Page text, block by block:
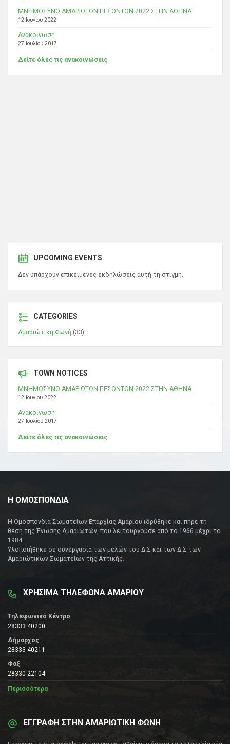
ΜΝΗΜΟΣΥΝΟ ΑΜΑΡΙΩΤΩΝ ΠΕΣΟΝΤΩΝ 2022 ΣΤΗΝ ΑΘΗΝΑ
12 Ιουνίου 2022
Ανακοίνωση
27 Ιουλίου 2017
Δείτε όλες τις ανακοινώσεις
UPCOMING EVENTS
Δεν υπάρχουν επικείμενες εκδηλώσεις αυτή τη στιγμή.
CATEGORIES
Αμαριώτικη Φωνή (33)
TOWN NOTICES
ΜΝΗΜΟΣΥΝΟ ΑΜΑΡΙΩΤΩΝ ΠΕΣΟΝΤΩΝ 2022 ΣΤΗΝ ΑΘΗΝΑ
12 Ιουνίου 2022
Ανακοίνωση
27 Ιουλίου 2017
Δείτε όλες τις ανακοινώσεις
Η ΟΜΟΣΠΟΝΔΙΑ
Η Ομοσπονδία Σωματείων Επαρχίας Αμαρίου ιδρύθηκε και πήρε τη
θέση της Ένωσης Αμαριωτών, που λειτουργούσε από το 1966 μέχρι το
1984.
Υλοποιήθηκε σε συνεργασία των μελών του Δ.Σ και των Δ.Σ των
Αμαριώτικων Σωματείων της Αττικής.
ΧΡΗΣΙΜΑ ΤΗΛΕΦΩΝΑ ΑΜΑΡΙΟΥ
Τηλεφωνικό Κέντρο
28333 40200
Δήμαρχος
28333 40211
Φαξ
28330 22104
Περισσότερα
ΕΓΓΡΑΦΗ ΣΤΗΝ ΑΜΑΡΙΩΤΙΚΗ ΦΩΝΗ